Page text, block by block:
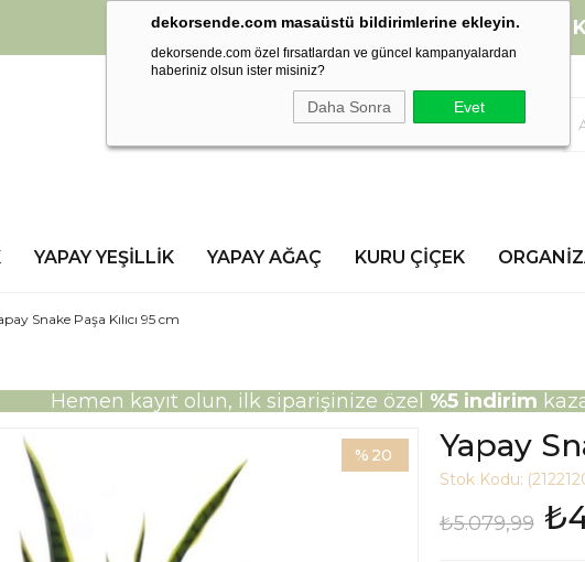
dekorsende.com masaüstü bildirimlerine ekleyin.
dekorsende.com özel fırsatlardan ve güncel kampanyalardan
haberiniz olsun ister misiniz?
Daha Sonra Evet
2000 TL ve üzeri alışverişlerinizde
YAPAY YEŞILLIK YAPAY AĞAÇ KURU ÇIÇEK
Snake Paşa Kılıcı 95 cm
Hemen kayıt olun, ilk siparişinize özel %5 indirim
20 Yapay
Stok Kodu:
₺5.079,99